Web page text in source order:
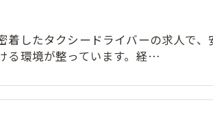
着したタクシードライバーの求人で、
る環境が整っています。経…